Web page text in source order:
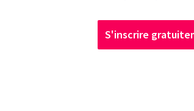
S'inscrire